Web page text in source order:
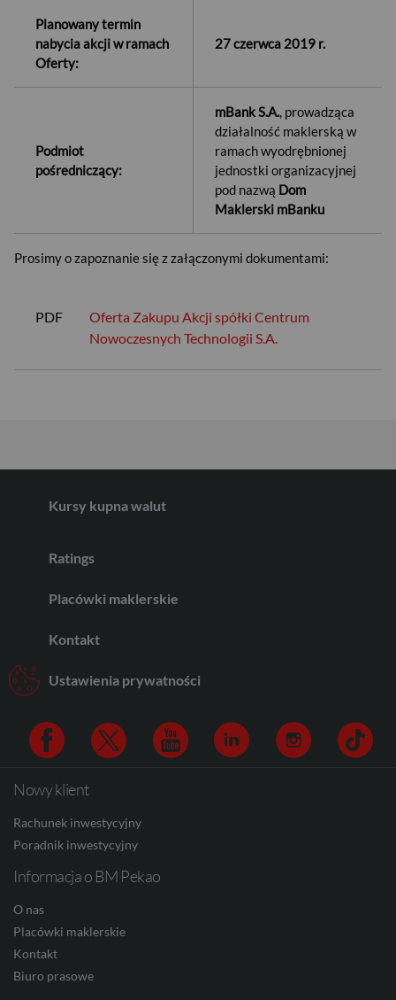
Planowany termin
nabycia akcji w ramach
Oferty:
27 czerwca 2019 r.
Podmiot
pośredniczący:
mBank S.A., prowadząca
działalność maklerską w
ramach wyodrębnionej
jednostki organizacyjnej
pod nazwą Dom
Maklerski mBanku
Prosimy o zapoznanie się z załączonymi dokumentami:
PDF
Oferta Zakupu Akcji spółki Centrum
Nowoczesnych Technologii S.A.
Kursy kupna walut
EUR
CAD
Ratings
Placówki maklerskie
Kontakt
Ustawienia prywatności
Facebook
Nowy klient
Rachunek inwestycyjny
Poradnik inwestycyjny
Informacja o BM Pekao
O nas
Placówki maklerskie
Kontakt
Biuro prasowe